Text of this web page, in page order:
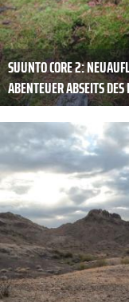
SUUNTO CORE 2:
ABENTEUER ABSEITS